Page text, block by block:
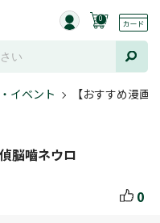
0
イベント 【おすすめ漫画
脳嚙ネウロ
0